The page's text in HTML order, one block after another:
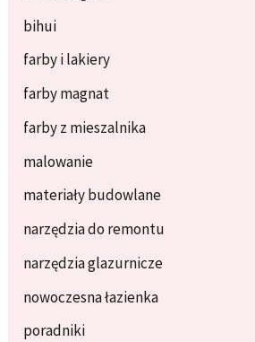
bihui
farby i lakiery
farby magnat
farby z mieszalnika
malowanie
materiały budowlane
narzędzia do remontu
narzędzia glazurnicze
nowoczesna łazienka
poradniki